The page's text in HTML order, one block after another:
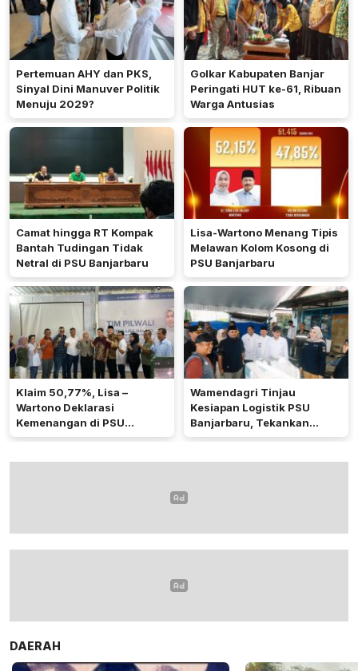
Pertemuan AHY dan PKS,
Sinyal Dini Manuver Politik
Menuju 2029?
Golkar Kabupaten Banjar
Peringati HUT ke-61, Ribuan
Warga Antusias​
Camat hingga RT Kompak
Bantah Tudingan Tidak
Netral di PSU Banjarbaru
Lisa-Wartono Menang Tipis
Melawan Kolom Kosong di
PSU Banjarbaru
Klaim 50,77%, Lisa –
Wartono Deklarasi
Kemenangan di PSU
Banjarbaru
Wamendagri Tinjau
Kesiapan Logistik PSU
Banjarbaru, Tekankan
Minimalkan Gugatan
DAERAH